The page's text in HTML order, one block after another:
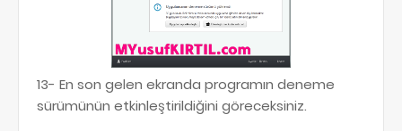
13- En son gelen ekranda programın deneme
sürümünün etkinleştirildiğini göreceksiniz.